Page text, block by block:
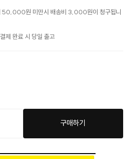
50,000원 미만시 배송비 3,000원이 청구됩니
제 완료 시 당일 출고
구매하기